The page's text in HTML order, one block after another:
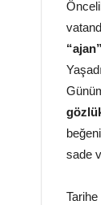
sade